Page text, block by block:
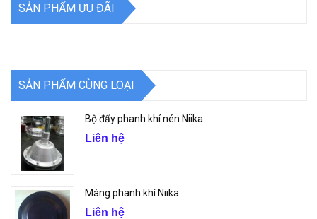
SẢN PHẨM ƯU ĐÃI
SẢN PHẨM CÙNG LOẠI
Bộ đẩy phanh khí nén Niika
Liên hệ
Màng phanh khí Niika
Liên hệ